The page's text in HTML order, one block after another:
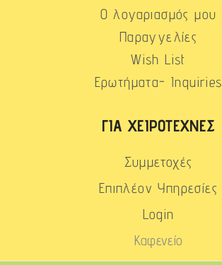
Ο λογαριασμός μου
Παραγγελίες
Wish List
Ερωτήματα- Inquiries
ΓΙΑ ΧΕΙΡΟΤΈΧΝΕΣ
Συμμετοχές
Επιπλέον Υπηρεσίες
Login
Καφενείο